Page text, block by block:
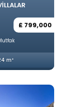
£ 799,000
m²